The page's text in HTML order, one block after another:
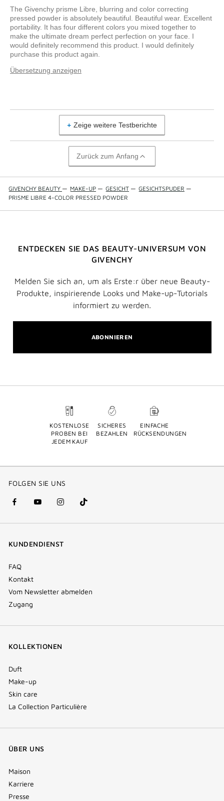
The Givenchy prisme Libre, blurring and color correcting
pressed powder is absolutely beautiful. Beautiful wear. Excellent
portability. It has four different colors you mixed together to
make the ultimate dream perfect perfection on your face. I
would definitely recommend this product. I would definitely
purchase this product again.
Übersetzung anzeigen
Zeige weitere Testberichte
Zurück zum Anfang
GIVENCHY BEAUTY — MAKE-UP — GESICHT — GESICHTSPUDER —
PRISME LIBRE 4-COLOR PRESSED POWDER
ENTDECKEN SIE DAS BEAUTY-UNIVERSUM VON
GIVENCHY
Melden Sie sich an, um als Erste:r über neue Beauty-
Produkte, inspirierende Looks und Make-up-Tutorials
informiert zu werden.
ABONNIEREN
KOSTENLOSE
PROBEN BEI
JEDEM KAUF
SICHERES
BEZAHLEN
EINFACHE
RÜCKSENDUNGEN
FOLGEN SIE UNS
facebook
(new
youtube
(new
instagram
(new
Tik
Tok
KUNDENDIENST
FAQ
Kontakt
Vom Newsletter abmelden
Zugang
KOLLEKTIONEN
Duft
Make-up
Skin care
La Collection Particulière
ÜBER UNS
Maison
Karriere
Presse